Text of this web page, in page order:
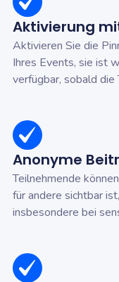
Aktivierung
Aktivieren Sie die
Ihres Events, sie ist
verfügbar, sobald
Anonyme
Teilnehmende
für andere sichtbar
insbesondere bei